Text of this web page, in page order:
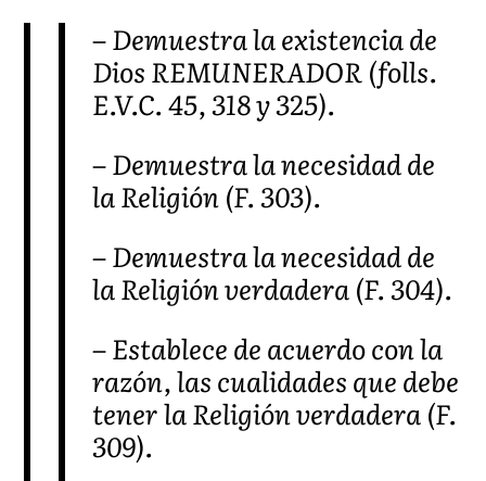
– Demuestra la existencia de
Dios REMUNERADOR (folls.
E.V.C. 45, 318 y 325).
– Demuestra la necesidad de
la Religión (F. 303).
– Demuestra la necesidad de
la Religión verdadera (F. 304).
– Establece de acuerdo con la
razón, las cualidades que debe
tener la Religión verdadera (F.
309).